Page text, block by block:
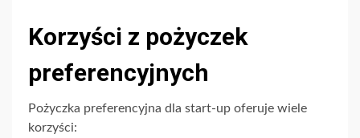
Korzyści z pożyczek
preferencyjnych
Pożyczka preferencyjna dla start-up oferuje wiele
korzyści: